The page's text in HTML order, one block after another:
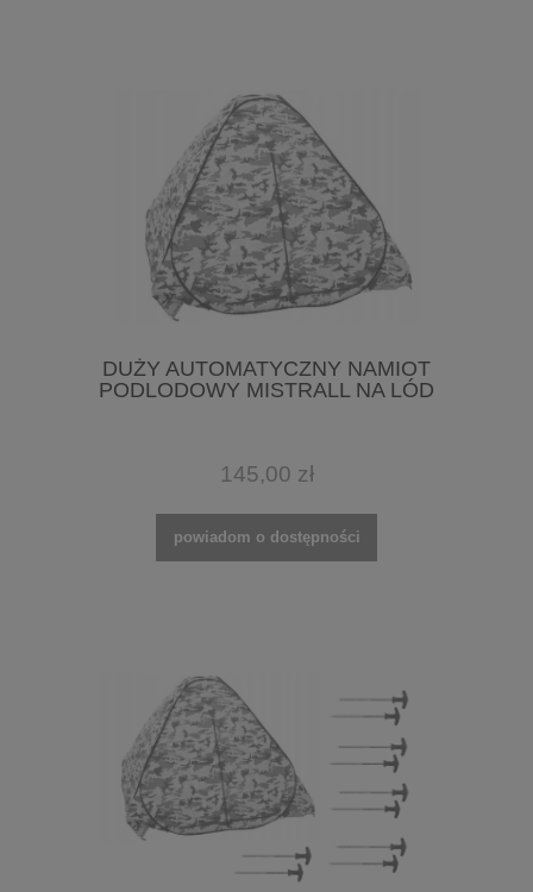
DUŻY AUTOMATYCZNY NAMIOT
PODLODOWY MISTRALL NA LÓD
145,00 zł
powiadom o dostępności